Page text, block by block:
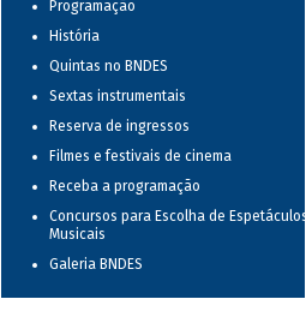
Programação
História
Quintas no BNDES
Sextas instrumentais
Reserva de ingressos
Filmes e festivais de cinema
Receba a programação
Concursos para Escolha de Espetáculos
Musicais
Galeria BNDES